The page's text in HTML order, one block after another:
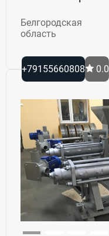
Белгородская
область
+79155660808 0.0